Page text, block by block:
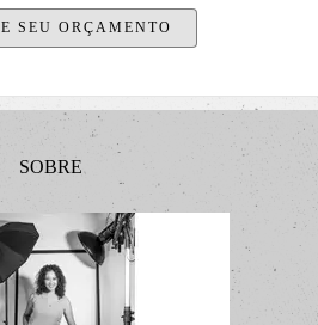
SEU ORÇAMENTO
SOBRE